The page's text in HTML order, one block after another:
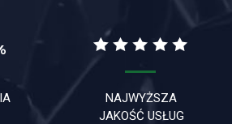
NAJWYŻSZA
JAKOŚĆ USŁUG